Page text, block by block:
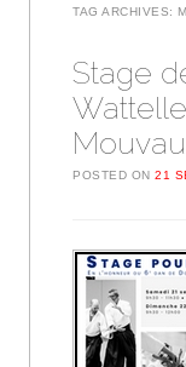
TAG ARCHIVES:
Stage
POSTED ON21